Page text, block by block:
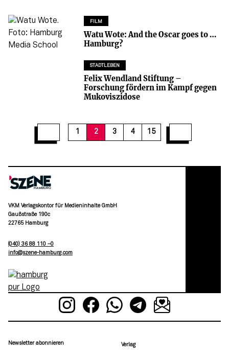
FILM
Watu Wote: And the Oscar goes to …
Hamburg?
STADTLEBEN
Felix Wendland Stiftung –
Forschung fördern im Kampf gegen
Mukoviszidose
1 2 3 4 15
12 15
VKM Verlagskontor für Medieninhalte GmbH
Gaußstraße 190c
22765 Hamburg
(040) 36 88 110 –0
moc.grubmah-enezs@ofni
Newsletter abonnieren Verlag